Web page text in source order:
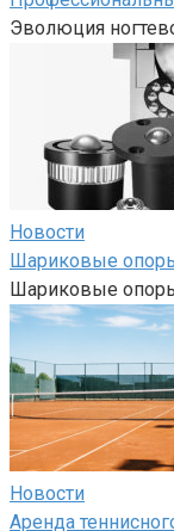
Эволюция
Новости
Шариковые
Шариковые
Новости
Аренда